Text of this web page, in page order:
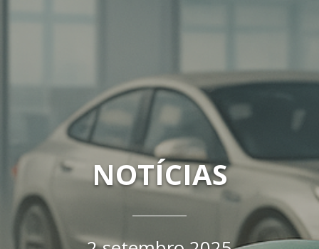
NOTÍCIAS